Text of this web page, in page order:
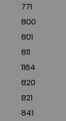
771
800
801
811
1164
820
821
841